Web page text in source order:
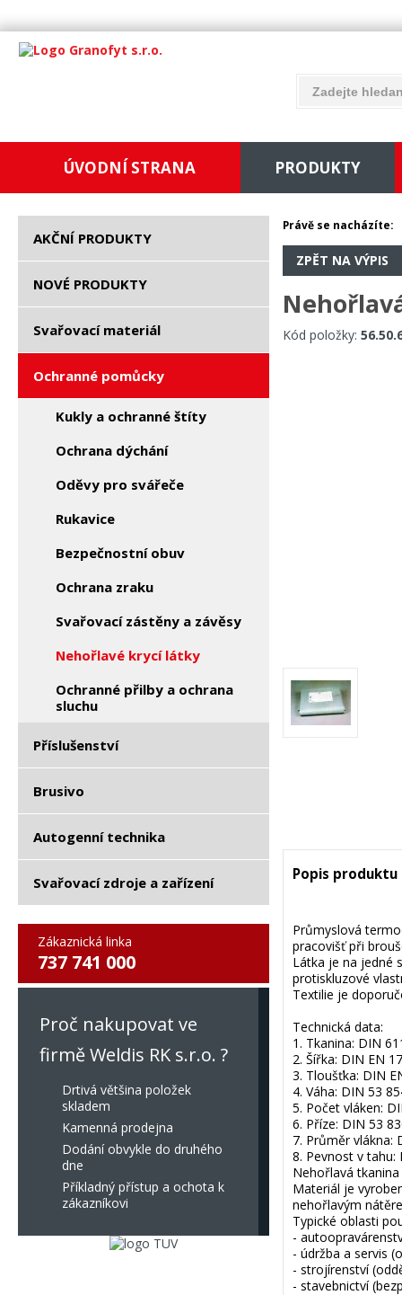
ÚVODNÍ STRANA PRODUKTY
AKČNÍ PRODUKTY
NOVÉ PRODUKTY
Svařovací materiál
Ochranné pomůcky
Kukly a ochranné štíty
Ochrana dýchání
Oděvy pro svářeče
Rukavice
Bezpečnostní obuv
Ochrana zraku
Svařovací zástěny a závěsy
Nehořlavé krycí látky
Ochranné přilby a ochrana
sluchu
Příslušenství
Brusivo
Autogenní technika
Svařovací zdroje a zařízení
Zákaznická linka
737 741 000
Proč nakupovat ve
firmě Weldis RK s.r.o. ?
Drtivá většina položek
skladem
Kamenná prodejna
Dodání obvykle do druhého
dne
Příkladný přístup a ochota k
zákazníkovi
Právě se nacházíte:
ZPĚT NA VÝPIS
Kód položky:
Popis produktu
Průmyslová
pracovišť při
Látka je na jedné
protiskluzové
Textilie je
Technická data:
1. Tkanina: DIN
2. Šířka: DIN EN
3. Tloušťka: DIN
4. Váha: DIN 53
5. Počet vláken:
6. Příze: DIN 53
7. Průměr vlákna:
8. Pevnost v
Nehořlavá
Materiál je
nehořlavým
Typické oblasti
-
- údržba a servis
- strojírenství
- stavebnictví